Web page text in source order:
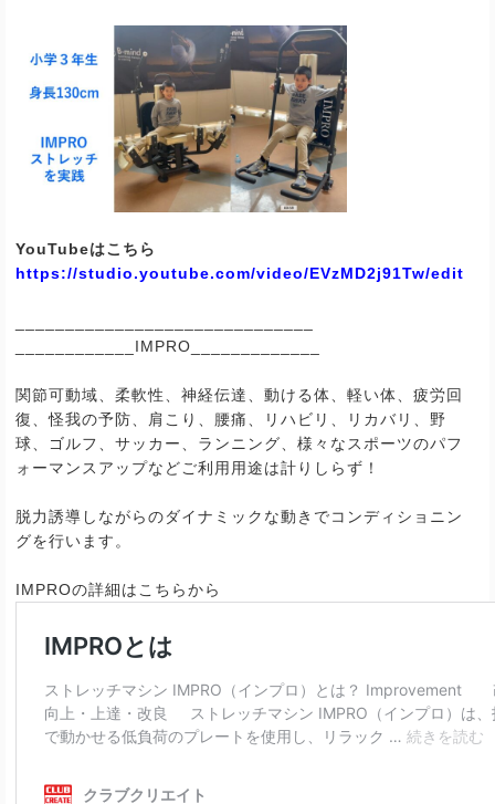
YouTubeはこちら
https://studio.youtube.com/video/EVzMD2j91Tw/edit
____________IMPRO_____________
関節可動域、柔軟性、神経伝達、動ける体、軽い体、疲労回
復、怪我の予防、肩こり、腰痛、リハビリ、リカバリ、野
球、ゴルフ、サッカー、ランニング、様々なスポーツのパフ
ォーマンスアップなどご利用用途は計りしらず！
脱力誘導しながらのダイナミックな動きでコンディショニン
グを行います。
IMPROの詳細はこちらから